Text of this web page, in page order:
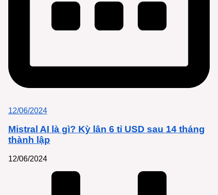
12/06/2024
Mistral AI là gì? Kỳ lân 6 tỉ USD sau 14 tháng
thành lập
12/06/2024